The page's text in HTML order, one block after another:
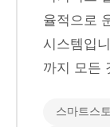
율적으로
시스템입
까지 모든
스마트스